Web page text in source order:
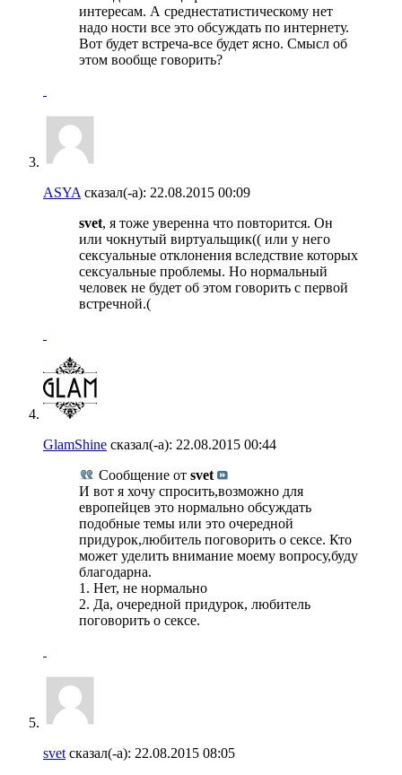
интересам. А среднестатистическому нет
надо ности все это обсуждать по интернету.
Вот будет встреча-все будет ясно. Смысл об
этом вообще говорить?
ASYA сказал(-а): 22.08.2015 00:09
svet, я тоже уверенна что повторится. Он
или чокнутый виртуальщик(( или у него
сексуальные отклонения вследствие которых
сексуальные проблемы. Но нормальный
человек не будет об этом говорить с первой
встречной.(
GlamShine сказал(-а): 22.08.2015 00:44
Сообщение от svet
И вот я хочу спросить,возможно для
европейцев это нормально обсуждать
подобные темы или это очередной
придурок,любитель поговорить о сексе. Кто
может уделить внимание моему вопросу,буду
благодарна.
1. Нет, не нормально
2. Да, очередной придурок, любитель
поговорить о сексе.
svet сказал(-а): 22.08.2015 08:05